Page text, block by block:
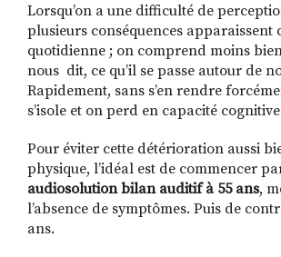
Lorsqu’on a une difficulté de
plusieurs conséquences apparaissent
quotidienne ; on comprend moins bien
nous dit, ce qu’il se passe autour de
Rapidement, sans s’en rendre
s’isole et on perd en capacité
Pour éviter cette détérioration aussi
physique, l’idéal est de commencer
audiosolution bilan auditif à 55 ans,
l’absence de symptômes. Puis de
ans.